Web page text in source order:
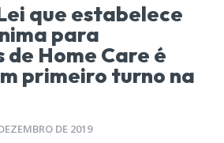
que estabelece
para
Home Care é
primeiro turno na
DE 2019